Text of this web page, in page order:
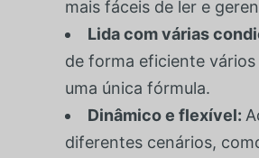
mais fáceis de ler e
Lida com várias
de forma eficiente
uma única fórmula.
Dinâmico e flexível:
diferentes cenários,